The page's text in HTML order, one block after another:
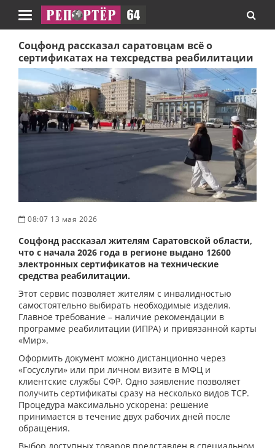
Навигация
Соцфонд рассказал саратовцам всё о
сертификатах на техсредства реабилитации
08:07 13 мая 2026
Соцфонд рассказал жителям Саратовской области,
что с начала 2026 года в регионе выдано 12600
электронных сертификатов на технические
средства реабилитации.
Этот сервис позволяет жителям с инвалидностью
самостоятельно выбирать необходимые изделия.
Главное требование – наличие рекомендации в
программе реабилитации (ИПРА) и привязанной карты
«Мир».
Оформить документ можно дистанционно через
«Госуслуги» или при личном визите в МФЦ и
клиентские службы СФР. Одно заявление позволяет
получить сертификаты сразу на несколько видов ТСР.
Процедура максимально ускорена: решение
принимается в течение двух рабочих дней после
обращения.